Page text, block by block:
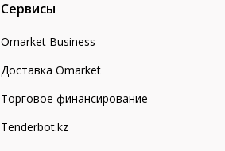
Сервисы
Omarket Business
Доставка Omarket
Торговое финансирование
Tenderbot.kz